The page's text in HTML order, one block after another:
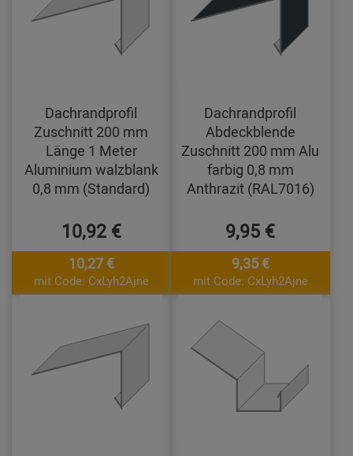
Dachrandprofil
Zuschnitt 200 mm
Länge 1 Meter
Aluminium walzblank
0,8 mm (Standard)
10,92 €
10,27 €
mit Code: CxLyh2Ajne
Dachrandprofil
Abdeckblende
Zuschnitt 200 mm Alu
farbig 0,8 mm
Anthrazit (RAL7016)
9,95 €
9,35 €
mit Code: CxLyh2Ajne